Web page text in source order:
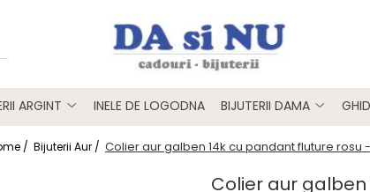
ARGINT INELE DE LOGODNA BIJUTERII DAMA
/ Bijuterii Aur / Colier aur galben 14k cu pandant fluture rosu -
Colier aur galben